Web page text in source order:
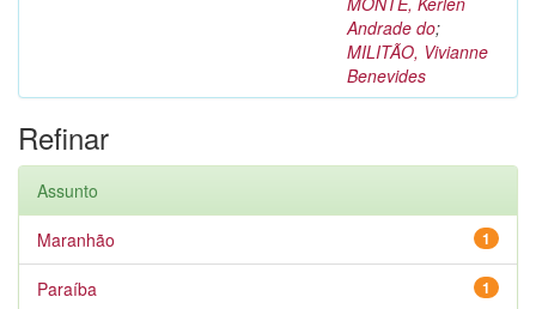
Andrade do;
MILITÃO, Vivianne
Benevides
Refinar
Assunto
1
Maranhão
1
Paraíba